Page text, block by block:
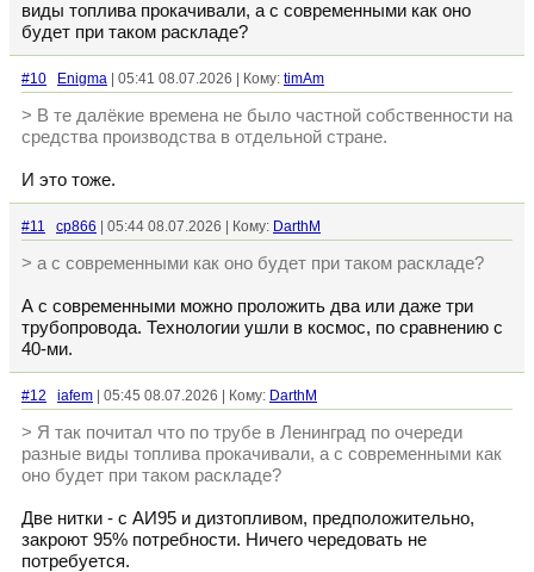
виды топлива прокачивали, а с современными как оно
будет при таком раскладе?
#10 Enigma | 05:41 08.07.2026 | Кому: timAm
> В те далёкие времена не было частной собственности на
средства производства в отдельной стране.
И это тоже.
#11 cp866 | 05:44 08.07.2026 | Кому: DarthM
> а с современными как оно будет при таком раскладе?
А с современными можно проложить два или даже три
трубопровода. Технологии ушли в космос, по сравнению с
40-ми.
#12 iafem | 05:45 08.07.2026 | Кому: DarthM
> Я так почитал что по трубе в Ленинград по очереди
разные виды топлива прокачивали, а с современными как
оно будет при таком раскладе?
Две нитки - с АИ95 и дизтопливом, предположительно,
закроют 95% потребности. Ничего чередовать не
потребуется.